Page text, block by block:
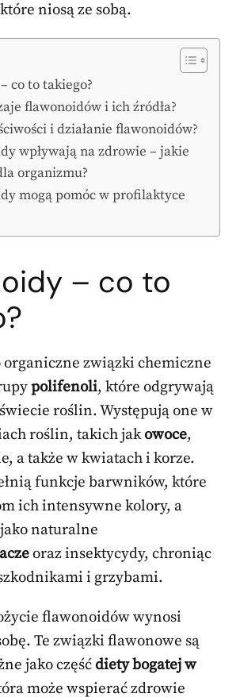
niosą ze sobą.
co to takiego?
flawonoidów i ich źródła?
i działanie flawonoidów?
wpływają na zdrowie – jakie
organizmu?
mogą pomóc w profilaktyce
– co to
związki chemiczne
polifenoli, które odgrywają
roślin. Występują one w
roślin, takich jakowoce,
a także w kwiatach i korze.
funkcje barwników, które
ich intensywne kolory, a
naturalne
oraz insektycydy, chroniąc
i grzybami.
flawonoidów wynosi
Te związki flawonowe są
jako częśćdiety bogatej w
może wspierać zdrowie